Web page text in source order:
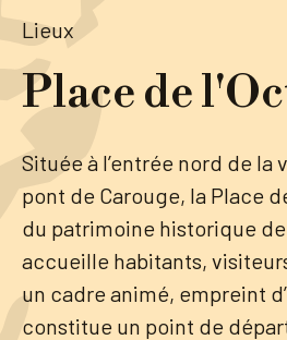
Agenda
Tourisme
Lieux
Place de
Située à l’entrée nord de la
pont de Carouge, la Place
du patrimoine historique
accueille habitants,
un cadre animé, empreint
constitue un point de